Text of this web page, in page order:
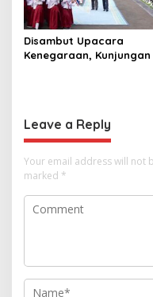
Disambut Upacara
Kenegaraan, Kunjungan
Leave a Reply
Your email address will not
marked *